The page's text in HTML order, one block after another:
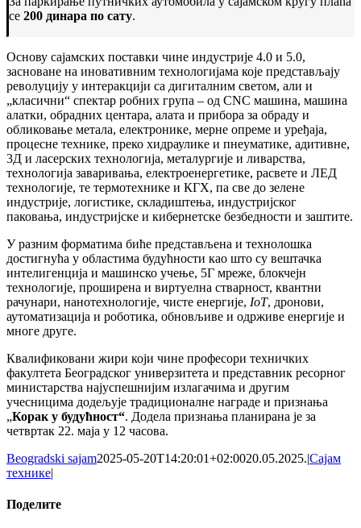
се 200 динара по сату.
Основу сајамских поставки чине индустрије 4.0 и 5.0,
засноване на иновативним технологијама које представљају
револуцију у интеракцији са дигиталним светом, али и
„класични“ спектар робних група – од CNC машина, машина
алатки, обрадних центара, алата и прибора за обраду и
обликовање метала, електронике, мерне опреме и уређаја,
процесне технике, преко хидраулике и пнеуматике, адитивне,
3Д и ласерских технологија, металургије и ливарства,
технологија заваривања, електроенергетике, расвете и ЛЕД
технологије, те термотехнике и КГХ, па све до зелене
индустрије, логистике, складиштења, индустријског
паковања, индустријске и кибернетске безбедности и заштите.
У разним форматима биће представљена и технолошка
достигнућа у областима будућности као што су вештачка
интелигенција и машинско учење, 5Г мреже, блокчејн
технологије, проширена и виртуелна стварност, квантни
рачунари, нанотехнологије, чисте енергије, IoT, дронови,
аутоматизација и роботика, обновљиве и одрживе енергије и
многе друге.
Квалификовани жири који чине професори техничких
факултета Београдског универзитета и представник ресорног
министарства најуспешнијим излагачима и другим
учесницима додељује традиционалне награде и признања
„Корак у будућност“. Додела признања планирана је за
четвртак 22. маја у 12 часова.
Beogradski sajam2025-05-20T14:20:01+02:0020.05.2025.|Сајам
технике|
Поделите